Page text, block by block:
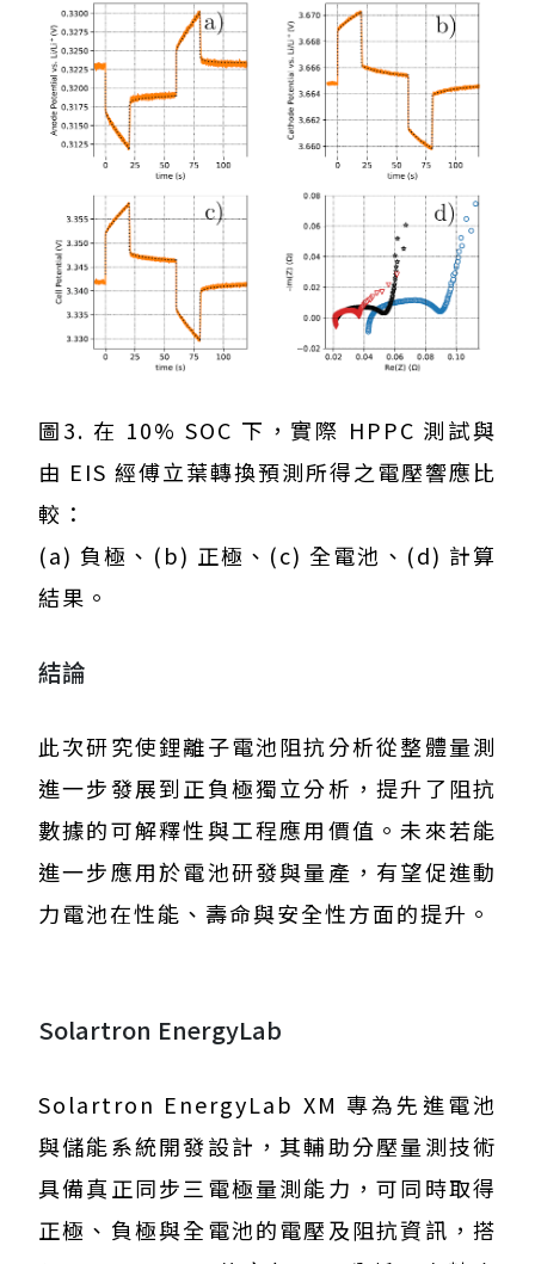
圖3. 在 10% SOC 下，實際 HPPC 測試與
由 EIS 經傅立葉轉換預測所得之電壓響應比
較：
(a) 負極、(b) 正極、(c) 全電池、(d) 計算
結果。
結論
此次研究使鋰離子電池阻抗分析從整體量測
進一步發展到正負極獨立分析，提升了阻抗
數據的可解釋性與工程應用價值。未來若能
進一步應用於電池研發與量產，有望促進動
力電池在性能、壽命與安全性方面的提升。
Solartron EnergyLab
Solartron EnergyLab XM 專為先進電池
與儲能系統開發設計，其輔助分壓量測技術
具備真正同步三電極量測能力，可同時取得
正極、負極與全電池的電壓及阻抗資訊，搭